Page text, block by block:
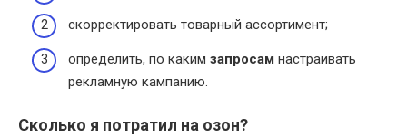
скорректировать товарный ассортимент;
определить, по каким запросам настраивать
рекламную кампанию.
Сколько я потратил на озон?